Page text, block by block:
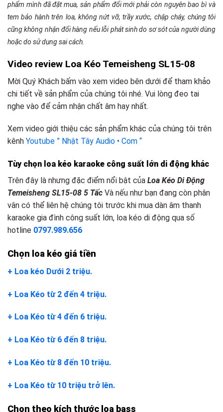
phẩm mình đã đặt mua, sản phẩm đổi mới phải còn nguyên bao bì và
tem bảo hành trên loa, không nứt vỡ, trầy xước, chập cháy, chúng tôi
cũng không nhận đổi hàng nếu lỗi phát sinh do sơ sót của người dùng
hoặc do sử dụng sai cách.
Video review Loa Kéo Temeisheng SL15-08
Mời Quý Khách bấm vào xem video bên dưới để tham khảo
chi tiết về sản phẩm của chúng tôi nhé. Vui lòng đeo tai
nghe vào để cảm nhận chất âm hay nhất.
Xem video giới thiệu các sản phẩm khác của chúng tôi trên
kênh Youtube ” Nhật Tây Audio • Com “
Tùy chọn loa kéo karaoke công suất lớn d i động khác
Trên đây là nhưng đặc điểm nổi bật của Loa Kéo Di Động
Temeisheng SL15-08 5 Tấc Và nếu như bạn đang còn phân
vân có thể liên hệ chúng tôi trước khi mua dàn âm thanh
karaoke gia đình công suất lớn, loa kéo di động qua số
hotline 0797.989.656
Chọn loa kéo giá tiền
+ Loa kéo Dưới 2 triệu.
+ Loa Kéo từ 2 đến 4 triệu.
+ Loa Kéo từ 4 đến 6 triệu.
+ Loa Kéo từ 6 đến 8 triệu.
+ Loa Kéo từ 8 đến 10 triệu.
+ Loa Kéo từ 10 triệu trở lên.
Chọn theo kích thước loa bass